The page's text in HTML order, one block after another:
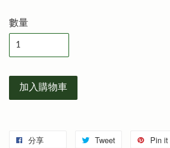
數量
加入購物車
分享 Tweet Pin it